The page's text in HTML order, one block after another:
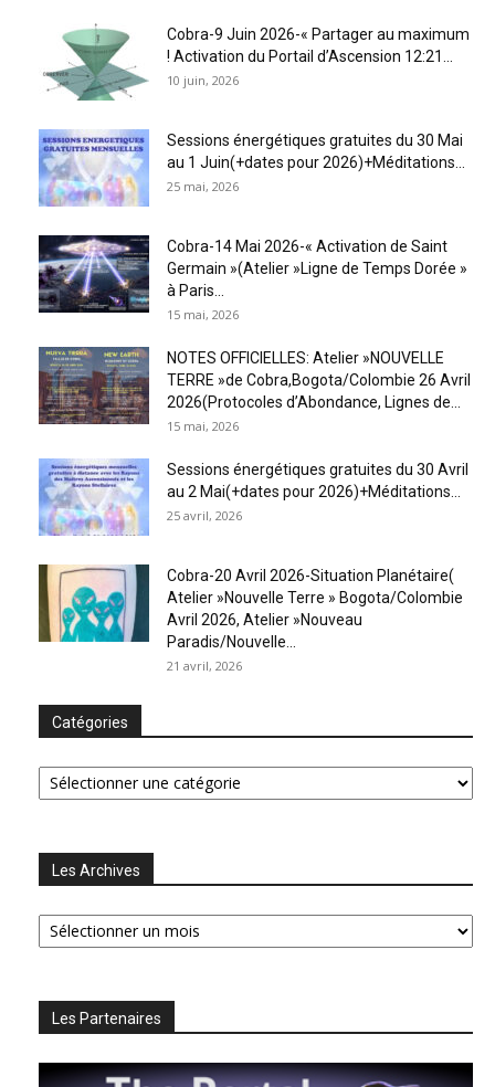
Cobra-9 Juin 2026-« Partager au maximum
! Activation du Portail d’Ascension 12:21...
10 juin, 2026
Sessions énergétiques gratuites du 30 Mai
au 1 Juin(+dates pour 2026)+Méditations...
25 mai, 2026
Cobra-14 Mai 2026-« Activation de Saint
Germain »(Atelier »Ligne de Temps Dorée »
à Paris...
15 mai, 2026
NOTES OFFICIELLES: Atelier »NOUVELLE
TERRE »de Cobra,Bogota/Colombie 26 Avril
2026(Protocoles d’Abondance, Lignes de...
15 mai, 2026
Sessions énergétiques gratuites du 30 Avril
au 2 Mai(+dates pour 2026)+Méditations...
25 avril, 2026
Cobra-20 Avril 2026-Situation Planétaire(
Atelier »Nouvelle Terre » Bogota/Colombie
Avril 2026, Atelier »Nouveau
Paradis/Nouvelle...
21 avril, 2026
Catégories
Catégories
Les Archives
Les
Archives
Les Partenaires